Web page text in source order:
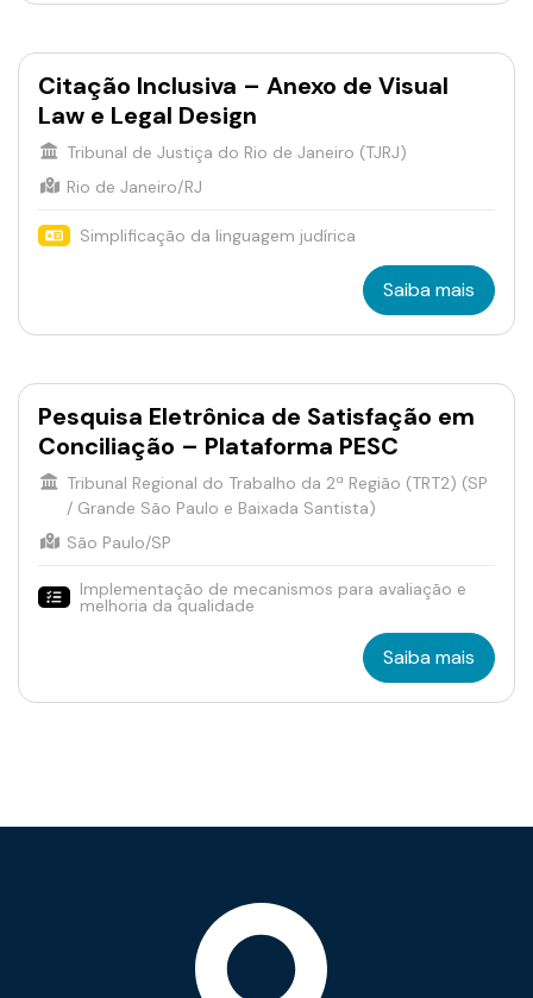
Citação Inclusiva – Anexo de Visual
Law e Legal Design
Tribunal de Justiça do Rio de Janeiro (TJRJ)
Rio de Janeiro/RJ
Simplificação da linguagem judírica
Saiba mais
Pesquisa Eletrônica de Satisfação em
Conciliação – Plataforma PESC
Tribunal Regional do Trabalho da 2ª Região (TRT2) (SP
/ Grande São Paulo e Baixada Santista)
São Paulo/SP
Implementação de mecanismos para avaliação e
melhoria da qualidade
Saiba mais